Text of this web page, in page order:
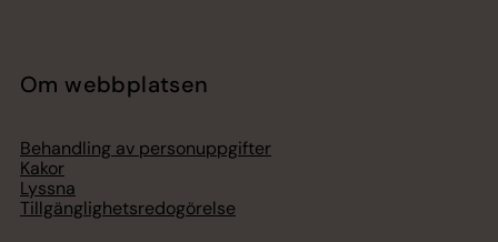
Om webbplatsen
Behandling av personuppgifter
Kakor
Lyssna
Tillgänglighetsredogörelse